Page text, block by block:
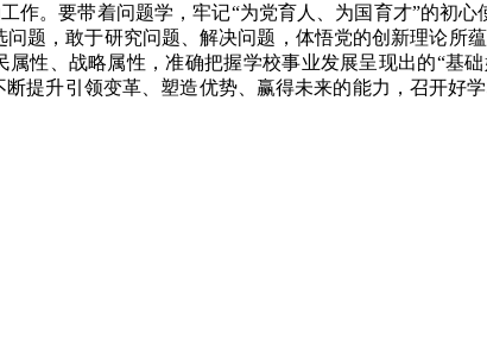
。要带着问题学，牢记“为党育人、为国育才”的初心
题，敢于研究问题、解决问题，体悟党的创新理论所
性、战略属性，准确把握学校事业发展呈现出的“基
提升引领变革、塑造优势、赢得未来的能力，召开好